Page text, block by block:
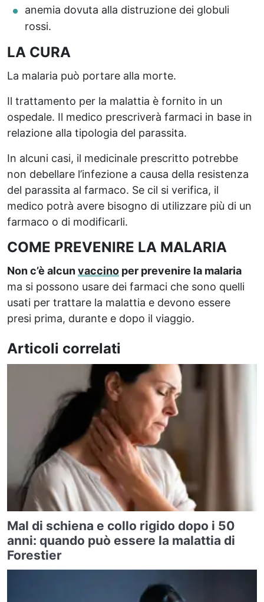
anemia dovuta alla distruzione dei globuli
rossi.
LA CURA
La malaria può portare alla morte.
Il trattamento per la malattia è fornito in un
ospedale. Il medico prescriverà farmaci in base in
relazione alla tipologia del parassita.
In alcuni casi, il medicinale prescritto potrebbe
non debellare l’infezione a causa della resistenza
del parassita al farmaco. Se cil si verifica, il
medico potrà avere bisogno di utilizzare più di un
farmaco o di modificarli.
COME PREVENIRE LA MALARIA
Non c’è alcunvaccino per prevenire la malaria
ma si possono usare dei farmaci che sono quelli
usati per trattare la malattia e devono essere
presi prima, durante e dopo il viaggio.
Articoli correlati
Mal di schiena e collo rigido dopo i 50
anni: quando può essere la malattia di
Forestier